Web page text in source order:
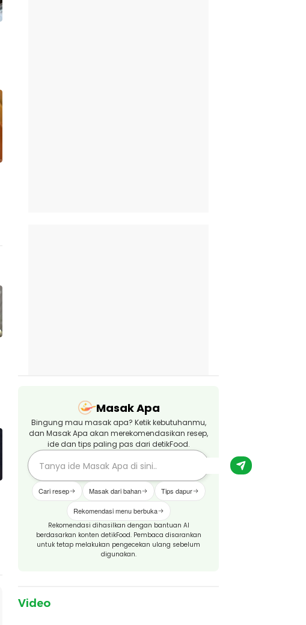
Masak Apa
Bingung mau masak apa? Ketik kebutuhanmu,
dan Masak Apa akan merekomendasikan resep,
ide dan tips paling pas dari detikFood.
Cari resep Masak dari bahan Tips dapur
Rekomendasi menu berbuka
Rekomendasi dihasilkan dengan bantuan AI
berdasarkan konten detikFood. Pembaca disarankan
untuk tetap melakukan pengecekan ulang sebelum
digunakan.
Video